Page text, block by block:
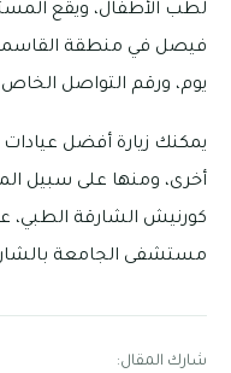
لطب الأطفال، ويقع
يوم، ورقم التواصل الخاص به هو:
يمكنك زيارة أفضل
أخرى، ومنها على سبيل
كورنيش الشارقة الطبي،
مستشفى الجامعة
شارك المقال: